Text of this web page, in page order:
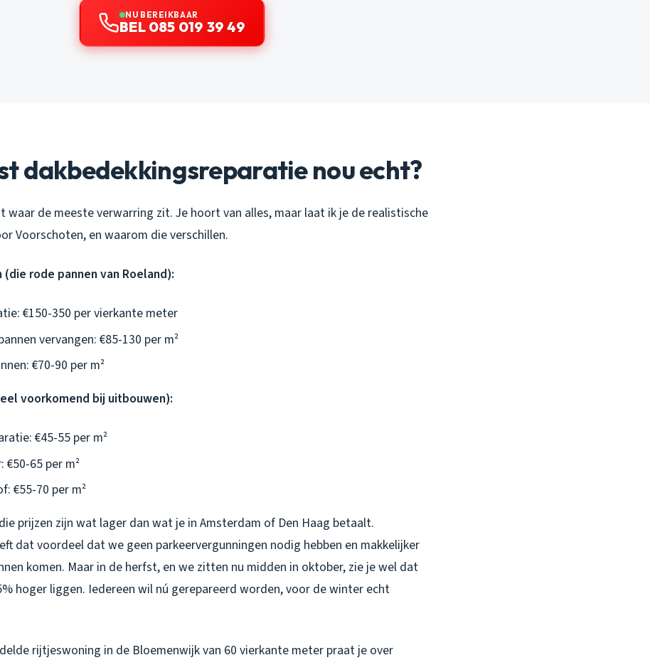
NU BEREIKBAAR
BEL 085 019 39 49
dakbedekkingsreparatie nou echt?
waar de meeste verwarring zit. Je hoort van alles, maar laat ik je de realistische
Voorschoten, en waarom die verschillen.
rode pannen van Roeland):
€150-350 per vierkante meter
vervangen: €85-130 per m²
€70-90 per m²
voorkomend bij uitbouwen):
€45-55 per m²
€50-65 per m²
€55-70 per m²
prijzen zijn wat lager dan wat je in Amsterdam of Den Haag betaalt.
dat voordeel dat we geen parkeervergunningen nodig hebben en makkelijker
komen. Maar in de herfst, en we zitten nu midden in oktober, zie je wel dat
hoger liggen. Iedereen wil nú gerepareerd worden, voor de winter echt
rijtjeswoning in de Bloemenwijk van 60 vierkante meter praat je over